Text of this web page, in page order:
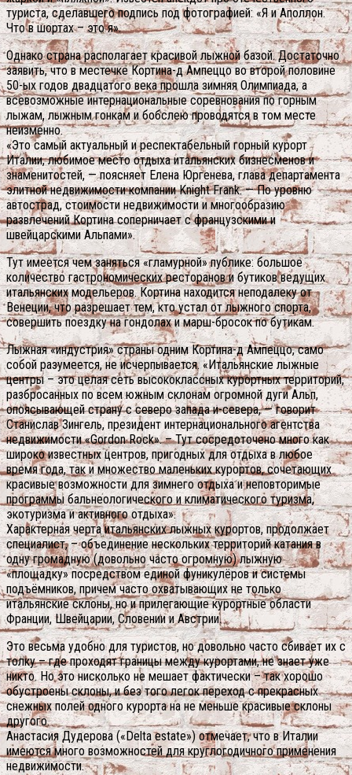
туриста, сделавшего подпись под фотографией: «Я и Аполлон.
Что в шортах – это я».
Однако страна располагает красивой лыжной базой. Достаточно
заявить, что в местечке Кортина-д Ампеццо во второй половине
50-ых годов двадцатого века прошла зимняя Олимпиада, а
всевозможные интернациональные соревнования по горным
лыжам, лыжным гонкам и бобслею проводятся в том месте
неизменно.
«Это самый актуальный и респектабельный горный курорт
Италии, любимое место отдыха итальянских бизнесменов и
знаменитостей, — поясняет Елена Юргенева, глава департамента
элитной недвижимости компании Knight Frank. — По уровню
автострад, стоимости недвижимости и многообразию
развлечений Кортина соперничает с французскими и
швейцарскими Альпами».
Тут имеется чем заняться «гламурной» публике: большое
количество гастрономических ресторанов и бутиков ведущих
итальянских модельеров. Кортина находится неподалеку от
Венеции, что разрешает тем, кто устал от лыжного спорта,
совершить поездку на гондолах и марш-бросок по бутикам.
Лыжная «индустрия» страны одним Кортина-д Ампеццо, само
собой разумеется, не исчерпывается. «Итальянские лыжные
центры – это целая сеть высококлассных курортных территорий,
разбросанных по всем южным склонам огромной дуги Альп,
опоясывающей страну с северо запада и-севера, — говорит
Станислав Зингель, президент интернационального агентства
недвижимости «Gordon Rock». – Тут сосредоточено много как
широко известных центров, пригодных для отдыха в любое
время года, так и множество маленьких курортов, сочетающих
красивые возможности для зимнего отдыха и неповторимые
программы бальнеологического и климатического туризма,
экотуризма и активного отдыха».
Характерная черта итальянских лыжных курортов, продолжает
специалист, – объединение нескольких территорий катания в
одну громадную (довольно часто огромную) лыжную
«площадку» посредством единой фуникулёров и системы
подъёмников, причем часто охватывающих не только
итальянские склоны, но и прилегающие курортные области
Франции, Швейцарии, Словении и Австрии.
Это весьма удобно для туристов, но довольно часто сбивает их с
толку – где проходят границы между курортами, не знает уже
никто. Но это нисколько не мешает фактически – так хорошо
обустроены склоны, и без того легок переход с прекрасных
снежных полей одного курорта на не меньше красивые склоны
другого.
Анастасия Дудерова («Delta estate») отмечает, что в Италии
имеются много возможностей для круглогодичного применения
недвижимости.